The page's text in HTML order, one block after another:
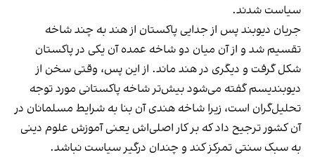
سیاست شدند.
جریان دیوبند پس از جدایی پاکستان از هند به چند شاخه
تقسیم شد و از آن میان دو شاخه عمده آن یکی در پاکستان
شکل گرفت و دیگری در هند ماند. از این پس، وقتی سخن از
دیوبندیسم گفته می‌شود بیش‌تر شاخه پاکستانی مورد توجه
تحلیل‌گران است، زیرا شاخه هندی آن بنا به شرایط مسلمانان در
آن کشور ترجیح داد که بر کار اصلی‌اش یعنی آموزش علوم دینی
به سبک سنتی تمرکز کند و چندان درگیر سیاست نباشد.